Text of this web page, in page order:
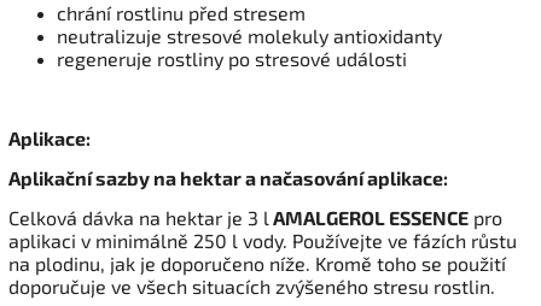
chrání rostlinu před stresem
neutralizuje stresové molekuly antioxidanty
regeneruje rostliny po stresové události
Aplikace:
Aplikační sazby na hektar a načasování aplikace:
Celková dávka na hektar je 3 l AMALGEROL ESSENCE pro
aplikaci v minimálně 250 l vody. Používejte ve fázích růstu
na plodinu, jak je doporučeno níže. Kromě toho se použití
doporučuje ve všech situacích zvýšeného stresu rostlin.